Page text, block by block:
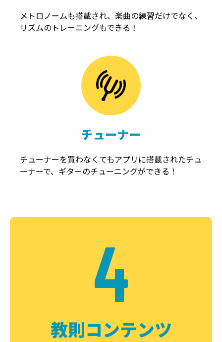
メトロノームも搭載され、楽曲の練習だけでなく、
リズムのトレーニングもできる！
チューナー
チューナーを買わなくてもアプリに搭載されたチュ
ーナーで、ギターのチューニングができる！
4
教則コンテンツ